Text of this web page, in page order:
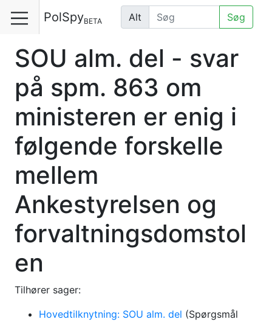
PolSpyBETA Alt Søg
SOU alm. del - svar
på spm. 863 om
ministeren er enig i
følgende forskelle
mellem
Ankestyrelsen og
forvaltningsdomstol
en
Tilhører sager:
Hovedtilknytning: SOU alm. del (Spørgsmål